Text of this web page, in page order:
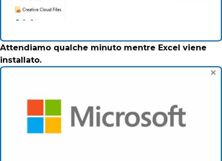
Attendiamo qualche minuto mentre Excel viene
installato.